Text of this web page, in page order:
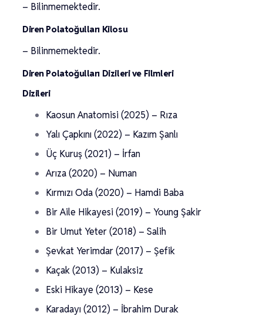
– Bilinmemektedir.
Diren Polatoğulları Kilosu
– Bilinmemektedir.
Diren Polatoğulları Dizileri ve Filmleri
Dizileri
Kaosun Anatomisi (2025) – Rıza
Yalı Çapkını (2022) – Kazım Şanlı
Üç Kuruş (2021) – İrfan
Arıza (2020) – Numan
Kırmızı Oda (2020) – Hamdi Baba
Bir Aile Hikayesi (2019) – Young Şakir
Bir Umut Yeter (2018) – Salih
Şevkat Yerimdar (2017) – Şefik
Kaçak (2013) – Kulaksiz
Eski Hikaye (2013) – Kese
Karadayı (2012) – İbrahim Durak